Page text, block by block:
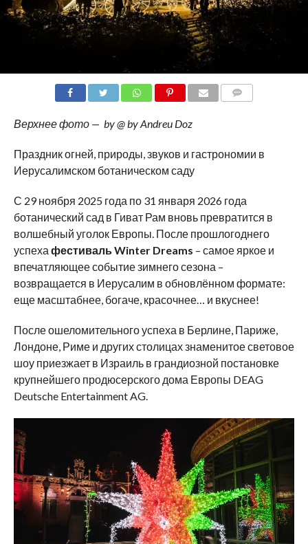
Верхнее фото — by @ by Andreu Doz
Праздник огней, природы, звуков и гастрономии в
Иерусалимском ботаническом саду
С 29 ноября 2025 года по 31 января 2026 года
ботанический сад в Гиват Рам вновь превратится в
волшебный уголок Европы. После прошлогоднего
успеха фестивальWinter Dreams – самое яркое и
впечатляющее событие зимнего сезона –
возвращается в Иерусалим в обновлённом формате:
еще масштабнее, богаче, красочнее… и вкуснее!
После ошеломительного успеха в Берлине, Париже,
Лондоне, Риме и других столицах знаменитое световое
шоу приезжает в Израиль в грандиозной постановке
крупнейшего продюсерского дома Европы DEAG
Deutsche Entertainment AG.